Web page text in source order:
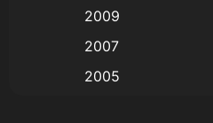
Big tits (นมใหญ่)
Bitch (ผู้หญิงร่าน)
2009
2007
2005